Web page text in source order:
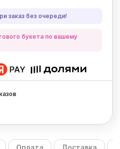
заказ без очереди!
букета по вашему